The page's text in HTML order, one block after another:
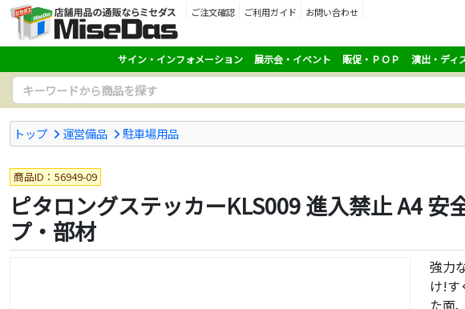
ご注文確認 ご利用ガイド
お問い合わせ
サイン・インフォメーション 展示会・イベント 販促・ＰＯＰ 演出・ディ
トップ 運営備品 駐車場用品
商品ID：56949-09
ピタロングステッカーKLS009 進入禁止 A4
プ・部材
強力
け!す
た面